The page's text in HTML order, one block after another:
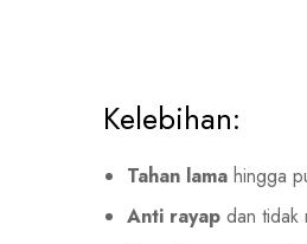
Kelebihan:
Tahan lama hingga
Anti rayap dan tidak